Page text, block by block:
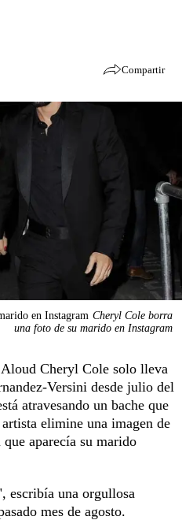
Compartir
en Instagram Cheryl Cole borra
una foto de su marido en Instagram
Cheryl Cole solo lleva
Versini desde julio del
atravesando un bache que
elimine una imagen de
aparecía su marido
escribía una orgullosa
mes de agosto.